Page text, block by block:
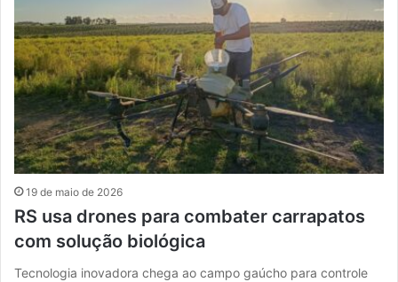
19 de maio de 2026
RS usa drones para combater carrapatos
com solução biológica
Tecnologia inovadora chega ao campo gaúcho para controle